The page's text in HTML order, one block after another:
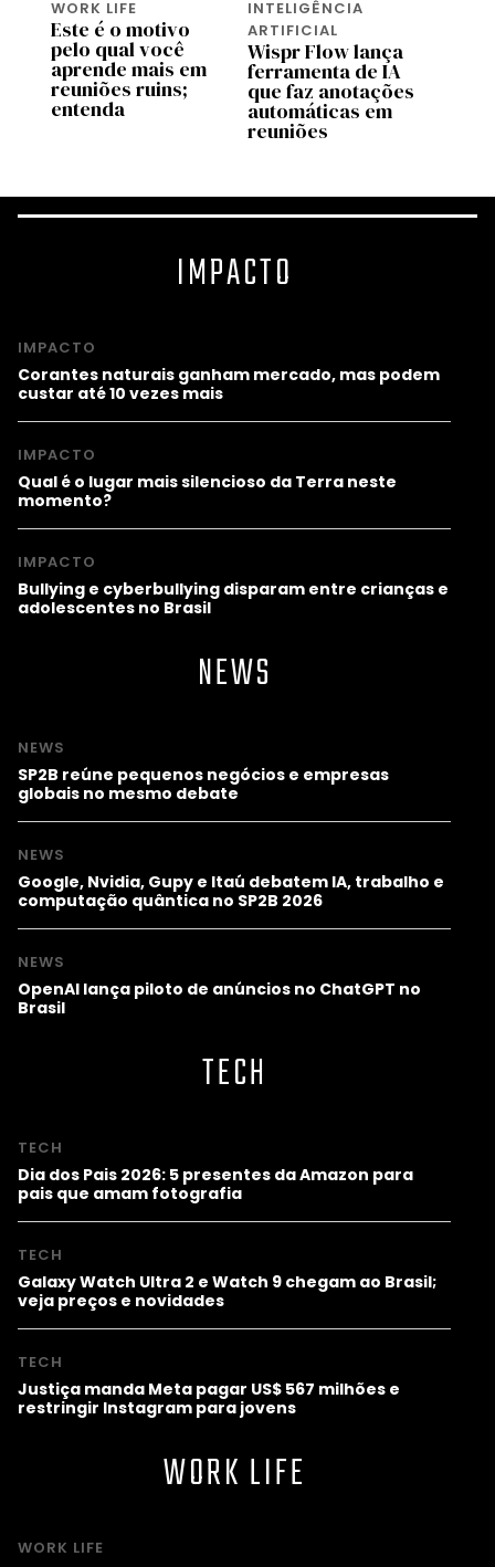
WORK LIFE
Este é o motivo
pelo qual você
aprende mais em
reuniões ruins;
entenda
INTELIGÊNCIA
ARTIFICIAL
Wispr Flow lança
ferramenta de IA
que faz anotações
automáticas em
reuniões
IMPACTO
IMPACTO
Corantes naturais ganham mercado, mas podem
custar até 10 vezes mais
IMPACTO
Qual é o lugar mais silencioso da Terra neste
momento?
IMPACTO
Bullying e cyberbullying disparam entre crianças e
adolescentes no Brasil
NEWS
NEWS
SP2B reúne pequenos negócios e empresas
globais no mesmo debate
NEWS
Google, Nvidia, Gupy e Itaú debatem IA, trabalho e
computação quântica no SP2B 2026
NEWS
OpenAI lança piloto de anúncios no ChatGPT no
Brasil
TECH
TECH
Dia dos Pais 2026: 5 presentes da Amazon para
pais que amam fotografia
TECH
Galaxy Watch Ultra 2 e Watch 9 chegam ao Brasil;
veja preços e novidades
TECH
Justiça manda Meta pagar US$ 567 milhões e
restringir Instagram para jovens
WORK LIFE
WORK LIFE